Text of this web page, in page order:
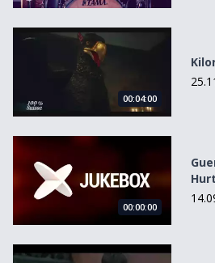
Kilonova de Zeal &amp; Ardor
00:04:00
Guerlin Peterson Gué - It Hurts
00:00:00
Serafyn - Go Down North